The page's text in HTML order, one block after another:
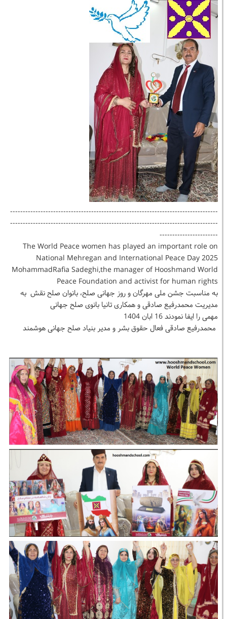
----------------------------------------------------------------------------------
----------------------------------------------------------------------------------
-----------------------
The World Peace women has played an important role on
National Mehregan and International Peace Day 2025
MohammadRafia Sadeghi,the manager of Hooshmand World
Peace Foundation and activist for human rights
به مناسبت جشن ملی مهرگان و روز جهانی صلح، بانوان صلح نقش به
مدیریت محمدرفیع صادقی و همکاری تانیا بانوی صلح جهانی
مهمی را ایفا نمودند 16 ابان 1404
محمدرفیع صادقی فعال حقوق بشر و مدیر بنیاد صلح جهانی هوشمند